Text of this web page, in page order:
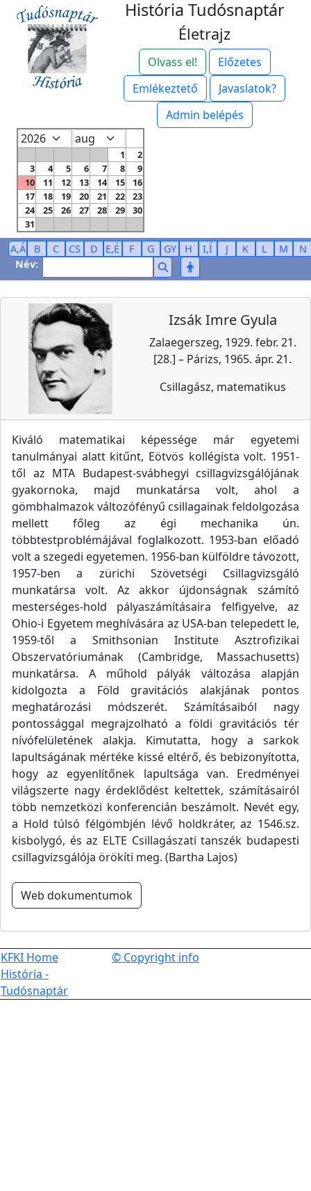
História Tudósnaptár
Életrajz
Olvass el!
Előzetes
Emlékeztető
Javaslatok?
Admin belépés
1
2
3
4 5 6 7 8
9
10
11 12 13 14 15
16
17
18 19 20 21 22
23
24
25 26 27 28 29
30
31
A,Á B C CS D E,É F G GY H I,Í J K L M
N
Név:
Izsák Imre Gyula
Zalaegerszeg, 1929. febr. 21.
[28.] – Párizs, 1965. ápr. 21.
Csillagász, matematikus
Kiváló matematikai képessége már egyetemi
tanulmányai alatt kitűnt, Eötvös kollégista volt. 1951-
től az MTA Budapest-svábhegyi csillagvizsgálójának
gyakornoka, majd munkatársa volt, ahol a
gömbhalmazok változófényű csillagainak feldolgozása
mellett főleg az égi mechanika ún.
többtestproblémájával foglalkozott. 1953-ban előadó
volt a szegedi egyetemen. 1956-ban külföldre távozott,
1957-ben a zürichi Szövetségi Csillagvizsgáló
munkatársa volt. Az akkor újdonságnak számító
mesterséges-hold pályaszámításaira felfigyelve, az
Ohio-i Egyetem meghívására az USA-ban telepedett le,
1959-től a Smithsonian Institute Asztrofizikai
Obszervatóriumának (Cambridge, Massachusetts)
munkatársa. A műhold pályák változása alapján
kidolgozta a Föld gravitációs alakjának pontos
meghatározási módszerét. Számításaiból nagy
pontossággal megrajzolható a földi gravitációs tér
nívófelületének alakja. Kimutatta, hogy a sarkok
lapultságának mértéke kissé eltérő, és bebizonyította,
hogy az egyenlítőnek lapultsága van. Eredményei
világszerte nagy érdeklődést keltettek, számításairól
több nemzetközi konferencián beszámolt. Nevét egy,
a Hold túlsó félgömbjén lévő holdkráter, az 1546.sz.
kisbolygó, és az ELTE Csillagászati tanszék budapesti
csillagvizsgálója örökíti meg. (Bartha Lajos)
Web dokumentumok
KFKI Home
História -
Tudósnaptár
© Copyright info